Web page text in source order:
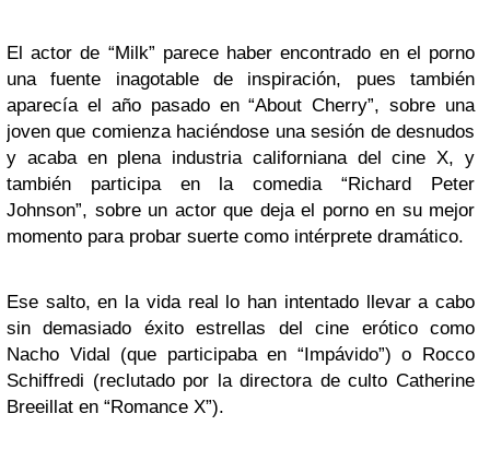
El actor de “Milk” parece haber encontrado en el porno
una fuente inagotable de inspiración, pues también
aparecía el año pasado en “About Cherry”, sobre una
joven que comienza haciéndose una sesión de desnudos
y acaba en plena industria californiana del cine X, y
también participa en la comedia “Richard Peter
Johnson”, sobre un actor que deja el porno en su mejor
momento para probar suerte como intérprete dramático.
Ese salto, en la vida real lo han intentado llevar a cabo
sin demasiado éxito estrellas del cine erótico como
Nacho Vidal (que participaba en “Impávido”) o Rocco
Schiffredi (reclutado por la directora de culto Catherine
Breeillat en “Romance X”).